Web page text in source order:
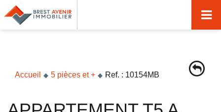
Accueil
Nos agences
Accueil 5 pièces et + Ref. : 10154MB